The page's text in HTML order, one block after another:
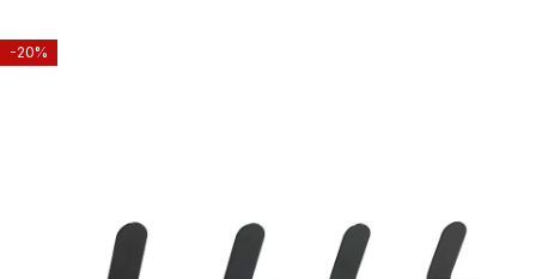
-20%